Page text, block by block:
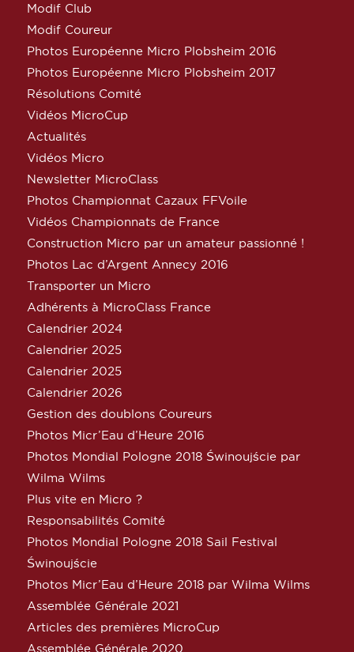
Modif Club
Modif Coureur
Photos Européenne Micro Plobsheim 2016
Photos Européenne Micro Plobsheim 2017
Résolutions Comité
Vidéos MicroCup
Actualités
Vidéos Micro
Newsletter MicroClass
Photos Championnat Cazaux FFVoile
Vidéos Championnats de France
Construction Micro par un amateur passionné !
Photos Lac d’Argent Annecy 2016
Transporter un Micro
Adhérents à MicroClass France
Calendrier 2024
Calendrier 2025
Calendrier 2025
Calendrier 2026
Gestion des doublons Coureurs
Photos Micr’Eau d’Heure 2016
Photos Mondial Pologne 2018 Świnoujście par
Wilma Wilms
Plus vite en Micro ?
Responsabilités Comité
Photos Mondial Pologne 2018 Sail Festival
Świnoujście
Photos Micr’Eau d’Heure 2018 par Wilma Wilms
Assemblée Générale 2021
Articles des premières MicroCup
Assemblée Générale 2020